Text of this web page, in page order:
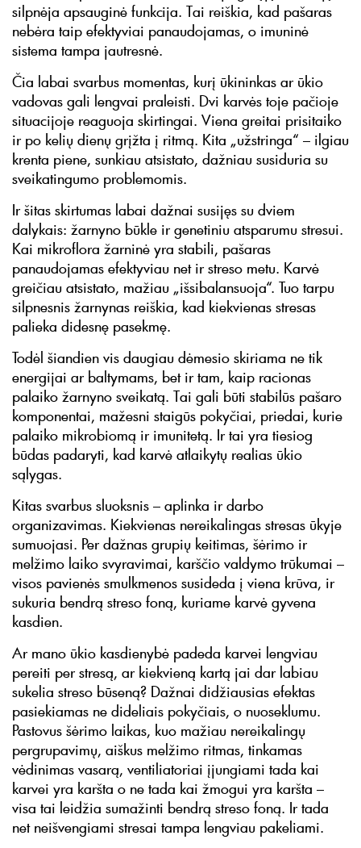
silpnėja apsauginė funkcija. Tai reiškia, kad pašaras
nebėra taip efektyviai panaudojamas, o imuninė
sistema tampa jautresnė.
Čia labai svarbus momentas, kurį ūkininkas ar ūkio
vadovas gali lengvai praleisti. Dvi karvės toje pačioje
situacijoje reaguoja skirtingai. Viena greitai prisitaiko
ir po kelių dienų grįžta į ritmą. Kita „užstringa“ – ilgiau
krenta piene, sunkiau atsistato, dažniau susiduria su
sveikatingumo problemomis.
Ir šitas skirtumas labai dažnai susijęs su dviem
dalykais: žarnyno būkle ir genetiniu atsparumu stresui.
Kai mikroflora žarninė yra stabili, pašaras
panaudojamas efektyviau net ir streso metu. Karvė
greičiau atsistato, mažiau „išsibalansuoja“. Tuo tarpu
silpnesnis žarnynas reiškia, kad kiekvienas stresas
palieka didesnę pasekmę.
Todėl šiandien vis daugiau dėmesio skiriama ne tik
energijai ar baltymams, bet ir tam, kaip racionas
palaiko žarnyno sveikatą. Tai gali būti stabilūs pašaro
komponentai, mažesni staigūs pokyčiai, priedai, kurie
palaiko mikrobiomą ir imunitetą. Ir tai yra tiesiog
būdas padaryti, kad karvė atlaikytų realias ūkio
sąlygas.
Kitas svarbus sluoksnis – aplinka ir darbo
organizavimas. Kiekvienas nereikalingas stresas ūkyje
sumuojasi. Per dažnas grupių keitimas, šėrimo ir
melžimo laiko svyravimai, karščio valdymo trūkumai –
visos pavienės smulkmenos susideda į viena krūva, ir
sukuria bendrą streso foną, kuriame karvė gyvena
kasdien.
Ar mano ūkio kasdienybė padeda karvei lengviau
pereiti per stresą, ar kiekvieną kartą jai dar labiau
sukelia streso būseną? Dažnai didžiausias efektas
pasiekiamas ne dideliais pokyčiais, o nuoseklumu.
Pastovus šėrimo laikas, kuo mažiau nereikalingų
pergrupavimų, aiškus melžimo ritmas, tinkamas
vėdinimas vasarą, ventiliatoriai įjungiami tada kai
karvei yra karšta o ne tada kai žmogui yra karšta –
visa tai leidžia sumažinti bendrą streso foną. Ir tada
net neišvengiami stresai tampa lengviau pakeliami.